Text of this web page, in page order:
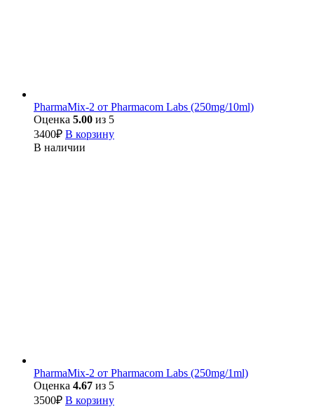
PharmaMix-2 от Pharmacom Labs (250mg/10ml)
Оценка 5.00 из 5
3400₽ В корзину
В наличии
PharmaMix-2 от Pharmacom Labs (250mg/1ml)
Оценка 4.67 из 5
3500₽ В корзину